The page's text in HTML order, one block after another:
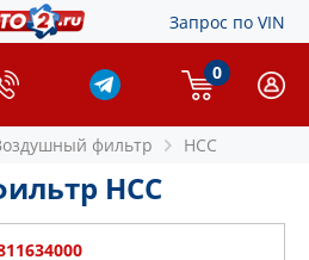
Запрос по VIN
0
фильтр HCC
HCC